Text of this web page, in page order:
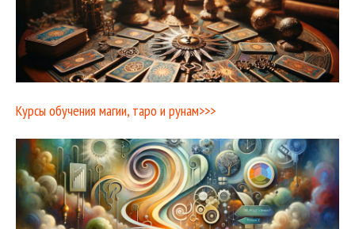
Курсы обучения магии, таро и рунам>>>